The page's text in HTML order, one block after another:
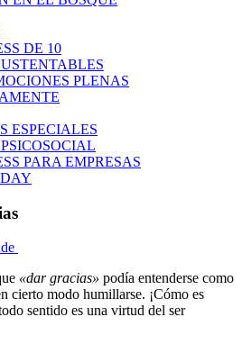
DE 10
PLENAS
ESPECIALES
PARA EMPRESAS
«dar gracias» podía entenderse como
cierto modo humillarse. ¡Cómo es
sentido es una virtud del ser